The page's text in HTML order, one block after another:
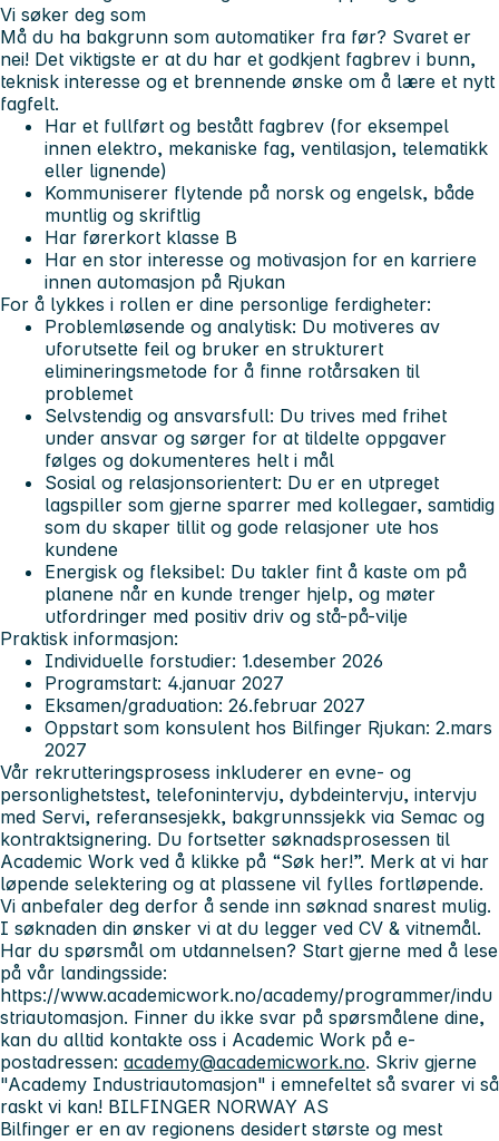
Vi søker deg som
Må du ha bakgrunn som automatiker fra før? Svaret er
nei! Det viktigste er at du har et godkjent fagbrev i bunn,
teknisk interesse og et brennende ønske om å lære et nytt
fagfelt.
Har et fullført og bestått fagbrev (for eksempel
innen elektro, mekaniske fag, ventilasjon, telematikk
eller lignende)
Kommuniserer flytende på norsk og engelsk, både
muntlig og skriftlig
Har førerkort klasse B
Har en stor interesse og motivasjon for en karriere
innen automasjon på Rjukan
For å lykkes i rollen er dine personlige ferdigheter:
Problemløsende og analytisk: Du motiveres av
uforutsette feil og bruker en strukturert
elimineringsmetode for å finne rotårsaken til
problemet
Selvstendig og ansvarsfull: Du trives med frihet
under ansvar og sørger for at tildelte oppgaver
følges og dokumenteres helt i mål
Sosial og relasjonsorientert: Du er en utpreget
lagspiller som gjerne sparrer med kollegaer, samtidig
som du skaper tillit og gode relasjoner ute hos
kundene
Energisk og fleksibel: Du takler fint å kaste om på
planene når en kunde trenger hjelp, og møter
utfordringer med positiv driv og stå-på-vilje
Praktisk informasjon:
Individuelle forstudier: 1.desember 2026
Programstart: 4.januar 2027
Eksamen/graduation: 26.februar 2027
Oppstart som konsulent hos Bilfinger Rjukan: 2.mars
2027
Vår rekrutteringsprosess inkluderer en evne- og
personlighetstest, telefonintervju, dybdeintervju, intervju
med Servi, referansesjekk, bakgrunnssjekk via Semac og
kontraktsignering. Du fortsetter søknadsprosessen til
Academic Work ved å klikke på “Søk her!”. Merk at vi har
løpende selektering og at plassene vil fylles fortløpende.
Vi anbefaler deg derfor å sende inn søknad snarest mulig.
I søknaden din ønsker vi at du legger ved CV & vitnemål.
Har du spørsmål om utdannelsen? Start gjerne med å lese
på vår landingsside:
https://www.academicwork.no/academy/programmer/indu
striautomasjon. Finner du ikke svar på spørsmålene dine,
kan du alltid kontakte oss i Academic Work på e-
postadressen: academy@academicwork.no. Skriv gjerne
"Academy Industriautomasjon" i emnefeltet så svarer vi så
raskt vi kan! BILFINGER NORWAY AS
Bilfinger er en av regionens desidert største og mest